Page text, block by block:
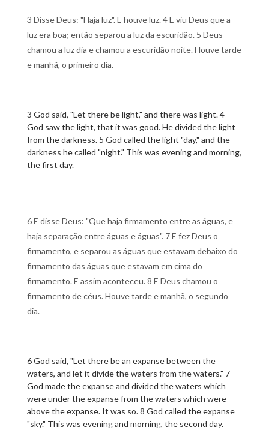
3 Disse Deus: "Haja luz". E houve luz. 4 E viu Deus que a
luz era boa; então separou a luz da escuridão. 5 Deus
chamou a luz dia e chamou a escuridão noite. Houve tarde
e manhã, o primeiro dia.
3 God said, "Let there be light," and there was light. 4
God saw the light, that it was good. He divided the light
from the darkness. 5 God called the light "day," and the
darkness he called "night." This was evening and morning,
the first day.
6 E disse Deus: "Que haja firmamento entre as águas, e
haja separação entre águas e águas". 7 E fez Deus o
firmamento, e separou as águas que estavam debaixo do
firmamento das águas que estavam em cima do
firmamento. E assim aconteceu. 8 E Deus chamou o
firmamento de céus. Houve tarde e manhã, o segundo
dia.
6 God said, "Let there be an expanse between the
waters, and let it divide the waters from the waters." 7
God made the expanse and divided the waters which
were under the expanse from the waters which were
above the expanse. It was so. 8 God called the expanse
"sky." This was evening and morning, the second day.